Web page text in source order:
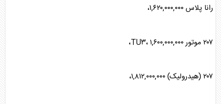
رانا پلاس ۱,۶۲۰,۰۰۰,۰۰۰،
۲۰۷ موتور TU۳، ۱,۶۰۰,۰۰۰,۰۰۰،
۲۰۷ (هیدرولیک) ۱,۸۱۲,۰۰۰,۰۰۰،